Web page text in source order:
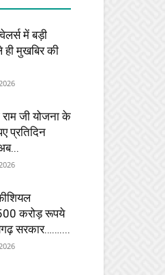
में बड़ी
मुखबिर की
जी योजना के
प्रतिदिन
करोड़ रूपये
सरकार……....